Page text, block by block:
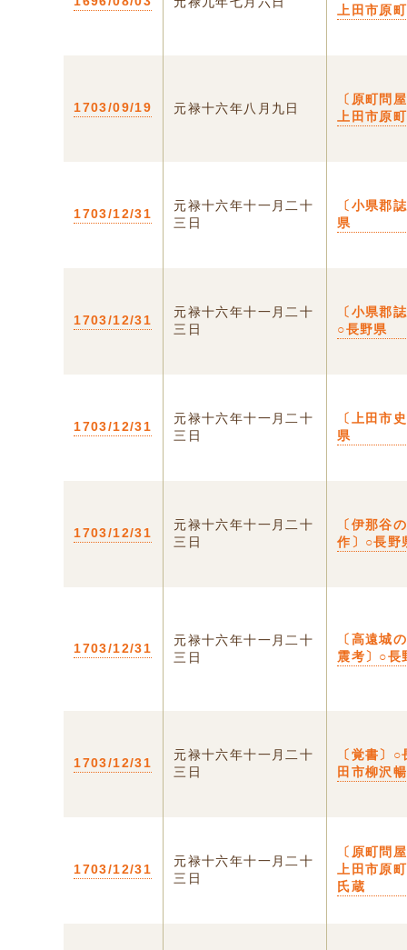
上田市原町
1703/09/19 元禄十六年八月九日
〔原町問
上田市原町
1703/12/31
元禄十六年十一月二十
三日
〔小県郡
県
1703/12/31
元禄十六年十一月二十
三日
〔小県郡
○長野県
1703/12/31
元禄十六年十一月二十
三日
〔上田市
県
1703/12/31
元禄十六年十一月二十
三日
〔伊那谷
作〕○長野
1703/12/31
元禄十六年十一月二十
三日
〔高遠城
震考〕○長
1703/12/31
元禄十六年十一月二十
三日
〔覚書〕
田市柳沢
1703/12/31
元禄十六年十一月二十
三日
〔原町問
上田市原
氏蔵